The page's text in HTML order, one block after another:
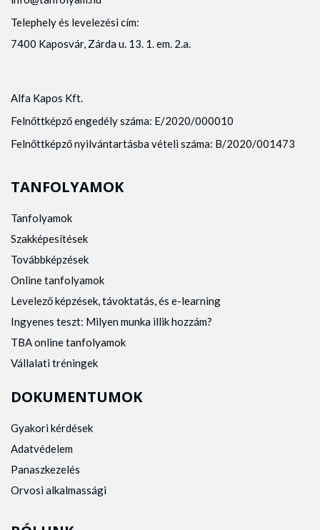
Telephely és levelezési cím:
7400 Kaposvár, Zárda u. 13. 1. em. 2.a.
Alfa Kapos Kft.
Felnőttképző engedély száma: E/2020/000010
Felnőttképző nyilvántartásba vételi száma: B/2020/001473
TANFOLYAMOK
Tanfolyamok
Szakképesítések
Továbbképzések
Online tanfolyamok
Levelező képzések, távoktatás, és e-learning
Ingyenes teszt: Milyen munka illik hozzám?
TBA online tanfolyamok
Vállalati tréningek
DOKUMENTUMOK
Gyakori kérdések
Adatvédelem
Panaszkezelés
Orvosi alkalmassági